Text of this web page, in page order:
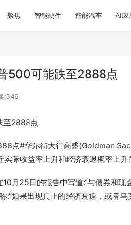
聚焦 智能硬件 智能汽车 AI应
500可能跌至2888点
346
至2888点
点#华尔街大行高盛(Goldman
际收益率上升和经济衰退概率上升
月25日的报告中写道:“与债券和现
:“如果出现真正的经济衰退，或者